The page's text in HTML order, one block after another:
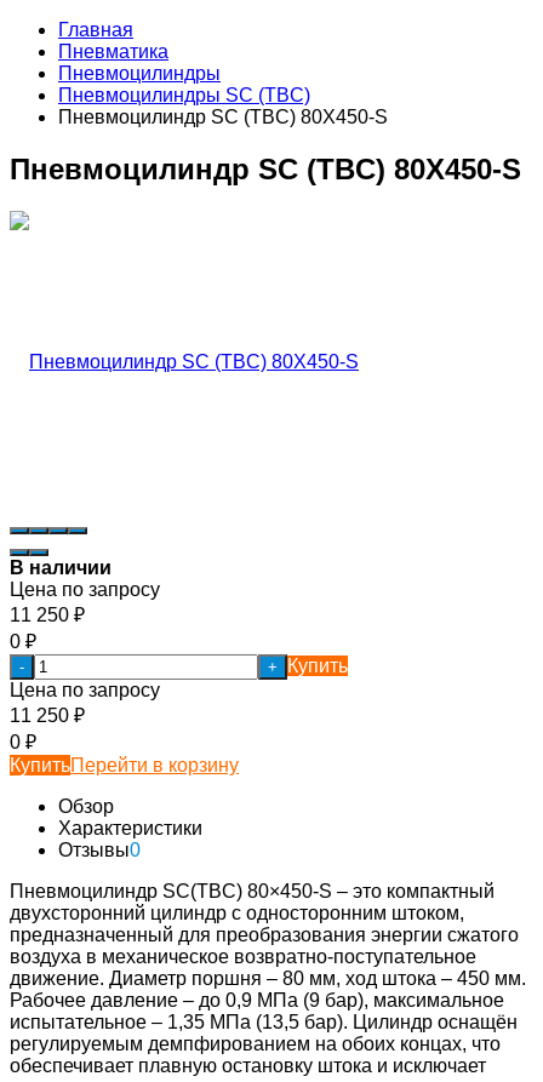
Главная
Пневматика
Пневмоцилиндры
Пневмоцилиндры SC (TBC)
Пневмоцилиндр SC (TBC) 80X450-S
Пневмоцилиндр SC (TBC) 80X450-S
В наличии
Цена по запросу
11 250 ₽
0 ₽
- +
Купить
Цена по запросу
11 250 ₽
0 ₽
КупитьПерейти в корзину
Обзор
Характеристики
Отзывы0
Пневмоцилиндр SC(TBC) 80×450-S – это компактный
двухсторонний цилиндр с односторонним штоком,
предназначенный для преобразования энергии сжатого
воздуха в механическое возвратно-поступательное
движение. Диаметр поршня – 80 мм, ход штока – 450 мм.
Рабочее давление – до 0,9 МПа (9 бар), максимальное
испытательное – 1,35 МПа (13,5 бар). Цилиндр оснащён
регулируемым демпфированием на обоих концах, что
обеспечивает плавную остановку штока и исключает